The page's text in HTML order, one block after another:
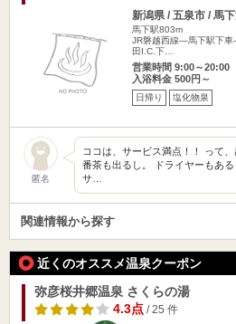
新潟県 / 五泉市 / 馬
馬下駅803m
JR磐越西線―馬下駅下
田I.C.下…
営業時間 9:00～20:00
入浴料金 500円～
日帰り 塩化物泉
匿名
ココは、サービス満点！！ って
番茶も出るし。 ドライヤーもある
サ…
関連情報から探す
近くのオススメ温泉クーポン
弥彦桜井郷温泉 さくらの湯
4.3点/ 25 件